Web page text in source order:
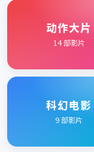
动作大片
14部影片
科幻电影
9部影片